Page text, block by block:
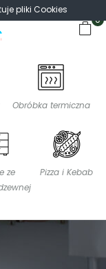
0
Obróbka termiczna
ze
Pizza i Kebab
pliki Cookies